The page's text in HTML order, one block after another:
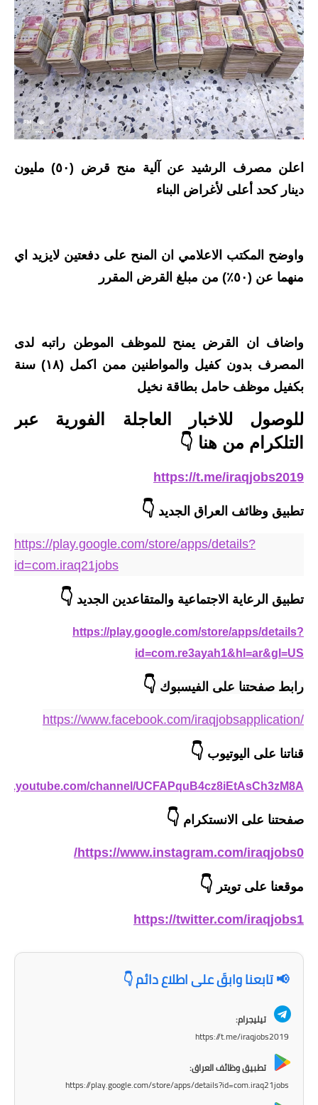
المنح المالية
قطع الاراضي
اخبار العراق
الاخبار السياسية
الاخبار الامنية
الاخبار الاقتصادية
اخبار وقرارات وزارة التربية
المرحلة الابتدائية
المرحلة المتوسطة
المرحلة المتوسطة
مرشحات
المرحلة الابتدائية
المرحلة المتوسطة
المرحلة الابتدائية
المرحلة الاعدادية
المرحلة الابتدائية
المرحلة الاعدادية
المرحلة الابتدائية
مواضيع انشاء
اعلن مصرف الرشيد عن آلية منح قرض (٥٠) مليون
دينار كحد أعلى لأغراض البناء
واوضح المكتب الاعلامي ان المنح على دفعتين لايزيد اي
منهما عن (٥٠٪) من مبلغ القرض المقرر
واضاف ان القرض يمنح للموظف الموطن راتبه لدى
المصرف بدون كفيل والمواطنين ممن اكمل (١٨) سنة
بكفيل موظف حامل بطاقة نخيل
للوصول للاخبار العاجلة الفورية عبر
التلكرام من هنا 👇
https://t.me/iraqjobs2019
تطبيق وظائف العراق الجديد 👇
https://play.google.com/store/apps/details?
id=com.iraq21jobs
تطبيق الرعاية الاجتماعية والمتقاعدين الجديد 👇
https://play.google.com/store/apps/details?
id=com.re3ayah1&hl=ar&gl=US
رابط صفحتنا على الفيسبوك 👇
https://www.facebook.com/iraqjobsapplication/
قناتنا على اليوتيوب 👇
channel/UCFAPquB4cz8iEtAsCh3zM8A
صفحتنا على الانستكرام 👇
https://www.instagram.com/iraqjobs0/
موقعنا على تويتر 👇
https://twitter.com/iraqjobs1
📢 تابعنا وابقَ على اطلاع دائم 👇
تيليجرام:
https://t.me/iraqjobs2019
تطبيق وظائف العراق:
https://play.google.com/store/apps/details?id=com.iraq21jobs